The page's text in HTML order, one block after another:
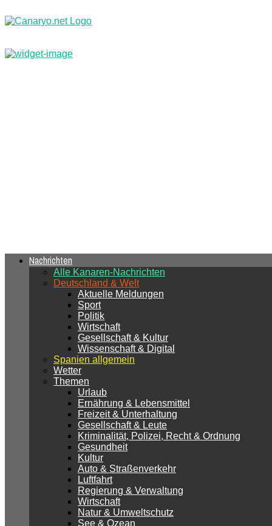
Nachrichten
Alle Kanaren-Nachrichten
Deutschland & Welt
Aktuelle Meldungen
Sport
Politik
Wirtschaft
Gesellschaft & Kultur
Wissenschaft & Digital
Spanien allgemein
Wetter
Themen
Urlaub
Ernährung & Lebensmittel
Freizeit & Unterhaltung
Gesellschaft & Leute
Kriminalität, Polizei, Recht & Ordnung
Gesundheit
Kultur
Auto & Straßenverkehr
Luftfahrt
Regierung & Verwaltung
Wirtschaft
Natur & Umweltschutz
See & Ozean